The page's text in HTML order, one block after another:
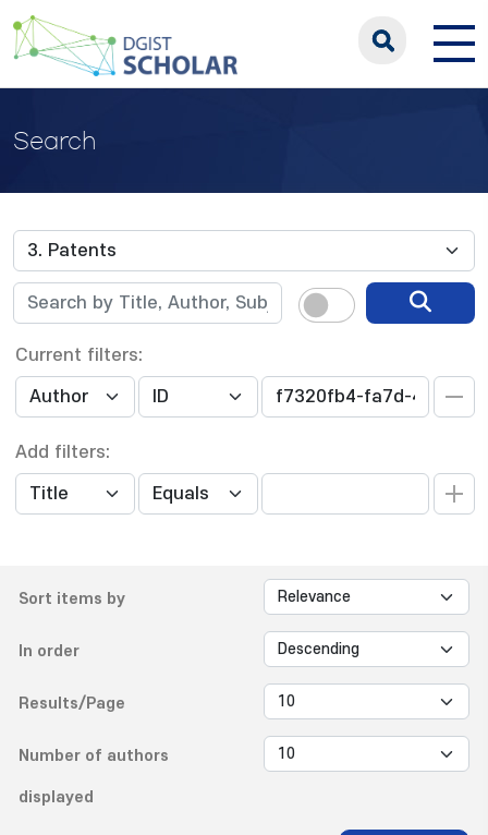
Search
Current filters:
Add filters:
Sort items by
In order
Results/Page
Number of authors
displayed